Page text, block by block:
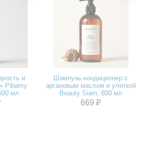
и
Pibamy
мл
Шампунь-кондиционер с
аргановым маслом и улиткой
Beauty Siam, 800 мл
669 ₽